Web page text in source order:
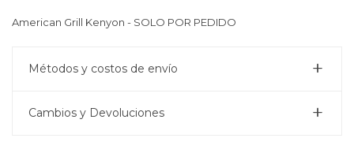
American Grill Kenyon - SOLO POR PEDIDO
Métodos y costos de envío
Cambios y Devoluciones